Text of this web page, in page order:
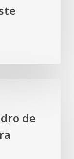
de